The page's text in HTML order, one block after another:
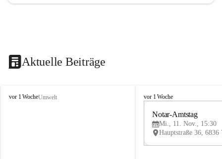
Aktuelle Beiträge
V
vor 1 WocheUmwelt
V
vor 1 Woche
Notar-Amtstag
Mi., 11. Nov., 15:30